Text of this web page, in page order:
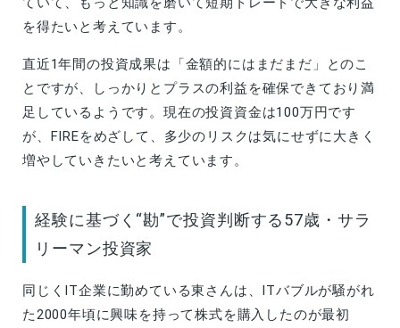
を得たいと考えています。
直近1年間の投資成果は「金額的にはまだまだ」とのこ
とですが、しっかりとプラスの利益を確保できており満
足しているようです。現在の投資資金は100万円です
が、FIREをめざして、多少のリスクは気にせずに大きく
増やしていきたいと考えています。
経験に基づく“勘”で投資判断する57歳・サラ
リーマン投資家
同じくIT企業に勤めている東さんは、ITバブルが騒がれ
た2000年頃に興味を持って株式を購入したのが最初